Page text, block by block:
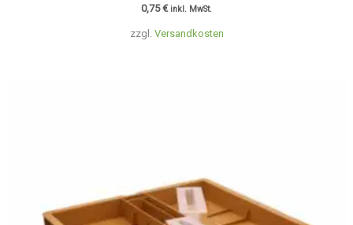
zzgl. Versandkosten
0,75€ inkl. MwSt.